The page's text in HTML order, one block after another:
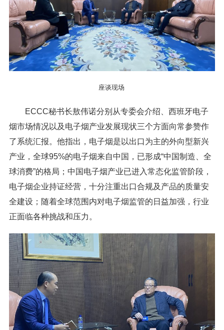
座谈现场
ECCC秘书长敖伟诺分别从专委会介绍、西班牙电子
烟市场情况以及电子烟产业发展现状三个方面向常参赞作
了系统汇报。他指出，电子烟是以出口为主的外向型新兴
产业，全球95%的电子烟来自中国，已形成“中国制造、全
球消费”的格局；中国电子烟产业已进入常态化监管阶段，
电子烟企业持证经营，十分注重出口合规及产品的质量安
全建设；随着全球范围内对电子烟监管的日益加强，行业
正面临各种挑战和压力。